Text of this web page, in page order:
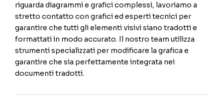
riguarda diagrammi e grafici complessi, lavoriamo a
stretto contatto con grafici ed esperti tecnici per
garantire che tutti gli elementi visivi siano tradotti e
formattati in modo accurato. Il nostro team utilizza
strumenti specializzati per modificare la grafica e
garantire che sia perfettamente integrata nei
documenti tradotti.